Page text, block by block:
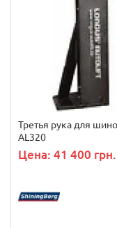
Третья рука для
AL320
Цена: 41 400 грн.